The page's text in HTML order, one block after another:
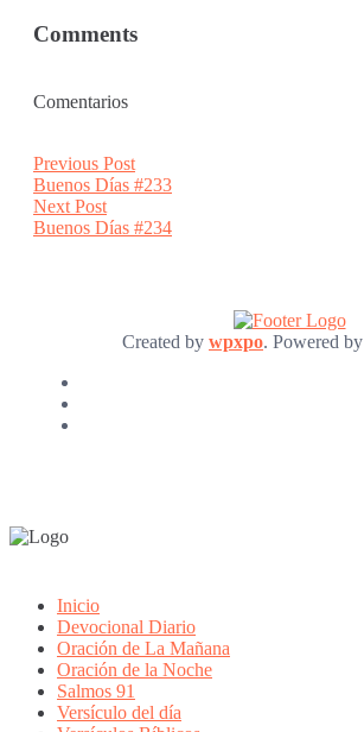
Comments
Comentarios
Post
navigation
Previous PostPrevious
post:
Buenos Días #233
Next PostNext
post:
Buenos Días #234
Created by wpxpo. Powered by
Inicio
Devocional Diario
Oración de La Mañana
Oración de la Noche
Salmos 91
Versículo del día